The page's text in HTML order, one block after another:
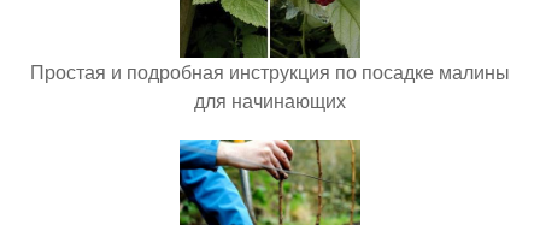
Простая и подробная инструкция по посадке малины
для начинающих